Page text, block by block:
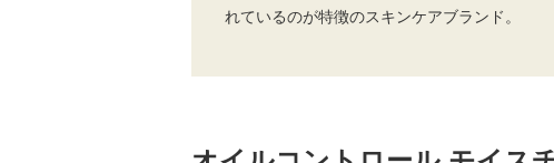
れているのが特徴のスキンケアブランド。